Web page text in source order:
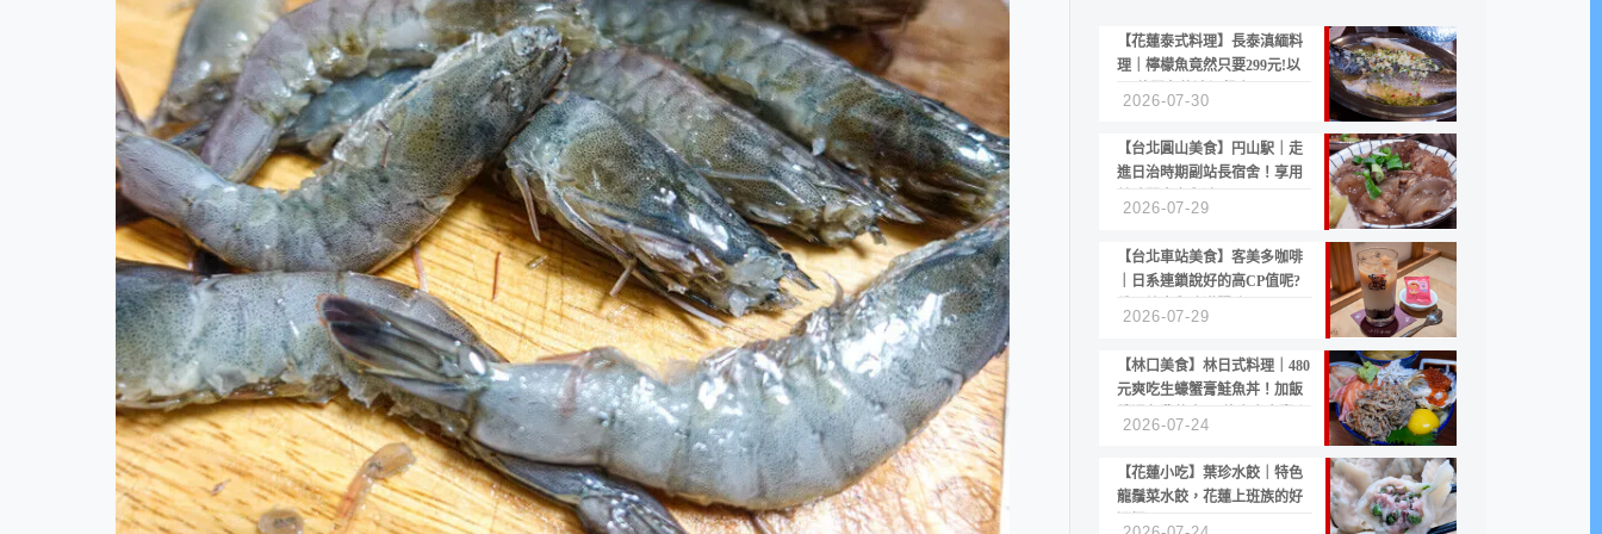
【花蓮泰式料理】長泰滇緬料
理｜檸檬魚竟然只要299元!以
2026-07-30
【台北圓山美食】円山駅｜走
進日治時期副站長宿舍！享用
2026-07-29
【台北車站美食】客美多咖啡
｜日系連鎖說好的高CP值呢?
2026-07-29
【林口美食】林日式料理｜480
元爽吃生蠔蟹膏鮭魚丼！加飯
2026-07-24
【花蓮小吃】葉珍水餃｜特色
龍鬚菜水餃，花蓮上班族的好